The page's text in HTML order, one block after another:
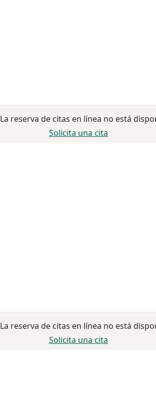
La reserva de citas en línea no está
Solicita una cita
La reserva de citas en línea no está
Solicita una cita